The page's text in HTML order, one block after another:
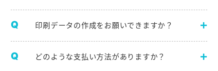
印刷データの作成をお願いできますか？
どのような支払い方法がありますか？